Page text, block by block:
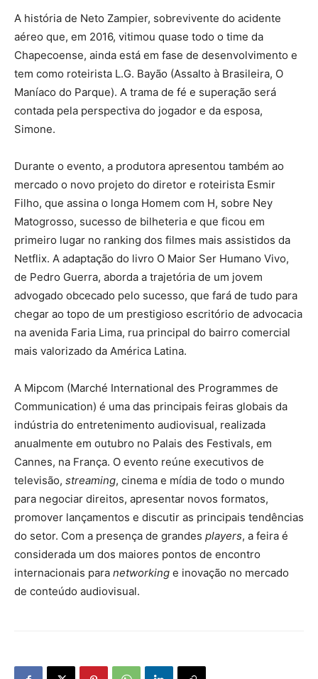
A história de Neto Zampier, sobrevivente do acidente
aéreo que, em 2016, vitimou quase todo o time da
Chapecoense, ainda está em fase de desenvolvimento e
tem como roteirista L.G. Bayão (Assalto à Brasileira, O
Maníaco do Parque). A trama de fé e superação será
contada pela perspectiva do jogador e da esposa,
Simone.
Durante o evento, a produtora apresentou também ao
mercado o novo projeto do diretor e roteirista Esmir
Filho, que assina o longa Homem com H, sobre Ney
Matogrosso, sucesso de bilheteria e que ficou em
primeiro lugar no ranking dos filmes mais assistidos da
Netflix. A adaptação do livro O Maior Ser Humano Vivo,
de Pedro Guerra, aborda a trajetória de um jovem
advogado obcecado pelo sucesso, que fará de tudo para
chegar ao topo de um prestigioso escritório de advocacia
na avenida Faria Lima, rua principal do bairro comercial
mais valorizado da América Latina.
A Mipcom (Marché International des Programmes de
Communication) é uma das principais feiras globais da
indústria do entretenimento audiovisual, realizada
anualmente em outubro no Palais des Festivals, em
Cannes, na França. O evento reúne executivos de
televisão, streaming, cinema e mídia de todo o mundo
para negociar direitos, apresentar novos formatos,
promover lançamentos e discutir as principais tendências
do setor. Com a presença de grandes players, a feira é
considerada um dos maiores pontos de encontro
internacionais para networking e inovação no mercado
de conteúdo audiovisual.